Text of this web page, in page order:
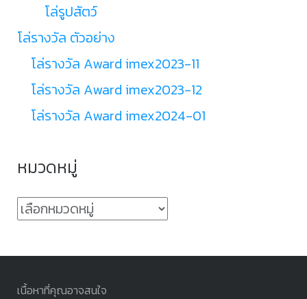
โล่รูปสัตว์
โล่รางวัล ตัวอย่าง
โล่รางวัล Award imex2023-11
โล่รางวัล Award imex2023-12
โล่รางวัล Award imex2024-01
หมวดหมู่
หมวด
เนื้อหาที่คุณอาจสนใจ